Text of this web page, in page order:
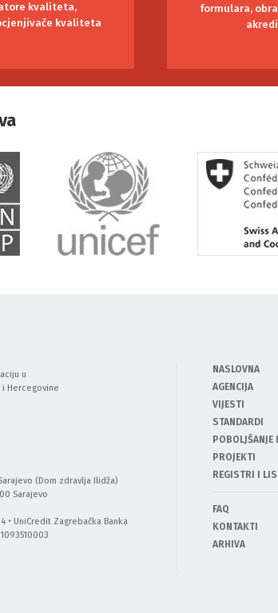
kvaliteta,
kvaliteta
formulara,
u
i Hercegovine
(Dom zdravlja Ilidža)
Sarajevo
• UniCredit Zagrebačka Banka
NASLOVNA
AGENCIJA
VIJESTI
STANDARDI
POBOLJŠANJE
PROJEKTI
REGISTRI I
FAQ
KONTAKTI
ARHIVA